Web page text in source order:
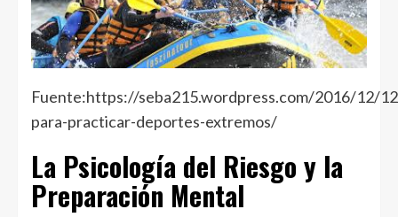
Fuente:https://seba215.wordpress.com/2016/12/
para-practicar-deportes-extremos/
La Psicología del Riesgo y la
Preparación Mental